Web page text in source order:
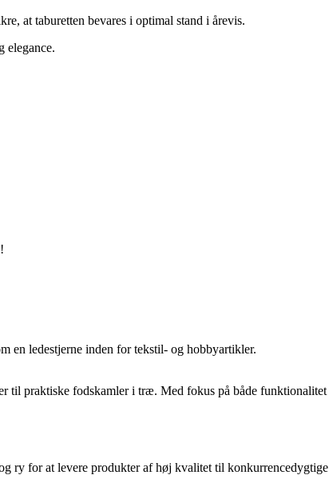
at taburetten bevares i optimal stand i årevis.
elegance.
en ledestjerne inden for tekstil- og hobbyartikler.
til praktiske fodskamler i træ. Med fokus på både funktionalitet
ry for at levere produkter af høj kvalitet til konkurrencedygtige